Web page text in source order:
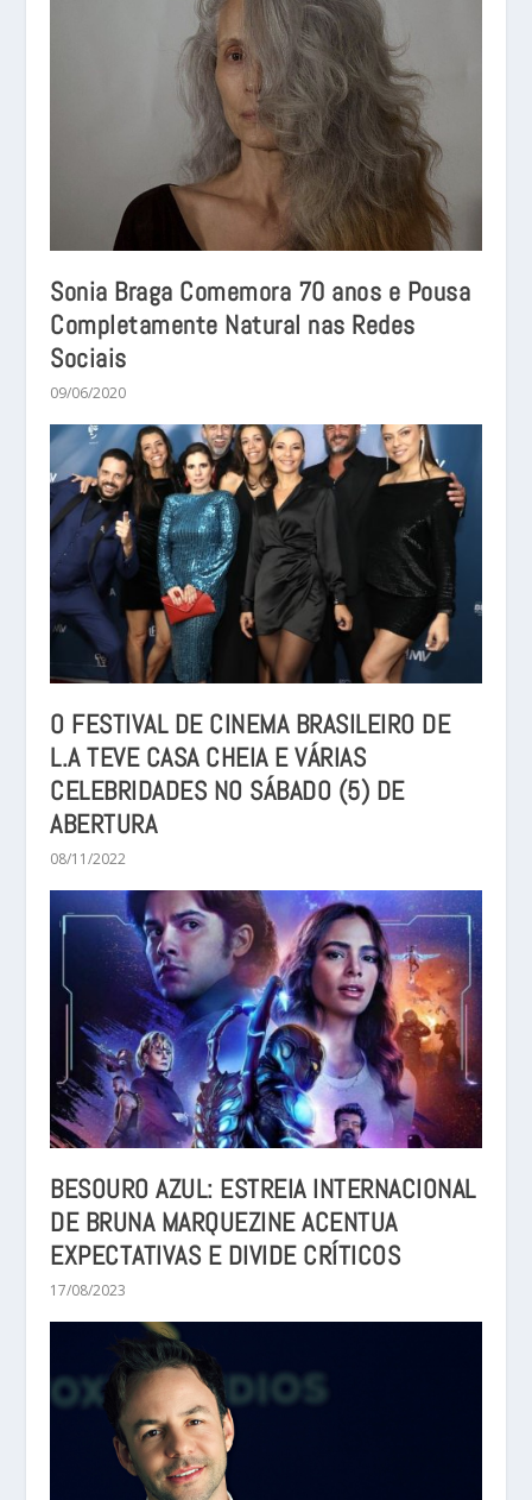
Sonia Braga Comemora 70 anos e Pousa
Completamente Natural nas Redes
Sociais
09/06/2020
O FESTIVAL DE CINEMA BRASILEIRO DE
L.A TEVE CASA CHEIA E VÁRIAS
CELEBRIDADES NO SÁBADO (5) DE
ABERTURA
08/11/2022
BESOURO AZUL: ESTREIA INTERNACIONAL
DE BRUNA MARQUEZINE ACENTUA
EXPECTATIVAS E DIVIDE CRÍTICOS
17/08/2023